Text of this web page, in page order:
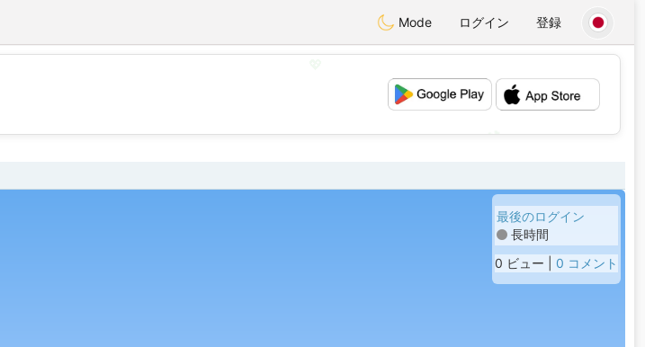
Mode ログイン 登録
最後のログイン
長時間
0 ビュー | 0 コメント